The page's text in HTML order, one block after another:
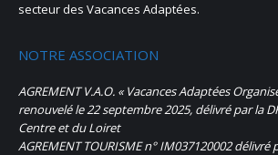
secteur des Vacances Adaptées.
NOTRE ASSOCIATION
AGREMENT V.A.O. « Vacances Adaptées
renouvelé le 22 septembre 2025, délivré par la
Centre et du Loiret
AGREMENT TOURISME n° IM037120002